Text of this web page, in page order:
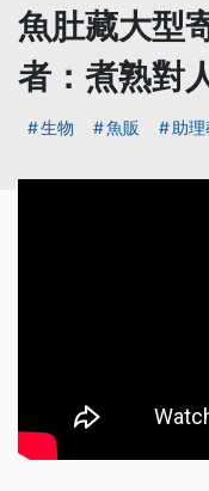
魚肚藏大型
者：煮熟對
生物 魚販 助